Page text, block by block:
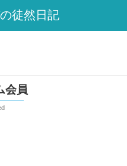
徒然日記
会員